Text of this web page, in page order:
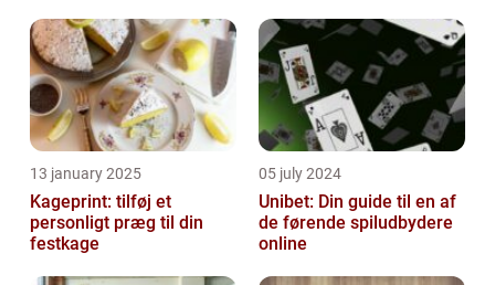
13 january 2025
Kageprint: tilføj et
personligt præg til din
festkage
05 july 2024
Unibet: Din guide til en af
de førende spiludbydere
online